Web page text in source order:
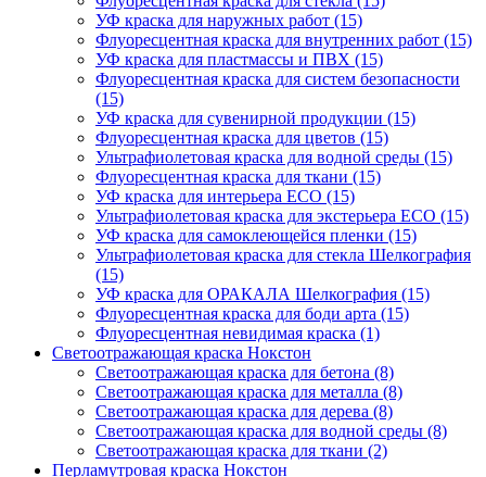
УФ краска для наружных работ (15)
Флуоресцентная краска для внутренних работ (15)
УФ краска для пластмассы и ПВХ (15)
Флуоресцентная краска для систем безопасности
(15)
УФ краска для сувенирной продукции (15)
Флуоресцентная краска для цветов (15)
Ультрафиолетовая краска для водной среды (15)
Флуоресцентная краска для ткани (15)
УФ краска для интерьера ECO (15)
Ультрафиолетовая краска для экстерьера ECO (15)
УФ краска для самоклеющейся пленки (15)
Ультрафиолетовая краска для стекла Шелкография
(15)
УФ краска для ОРАКАЛА Шелкография (15)
Флуоресцентная краска для боди арта (15)
Флуоресцентная невидимая краска (1)
Светоотражающая краска Нокстон
Светоотражающая краска для бетона (8)
Светоотражающая краска для металла (8)
Светоотражающая краска для дерева (8)
Светоотражающая краска для водной среды (8)
Светоотражающая краска для ткани (2)
Перламутровая краска Нокстон